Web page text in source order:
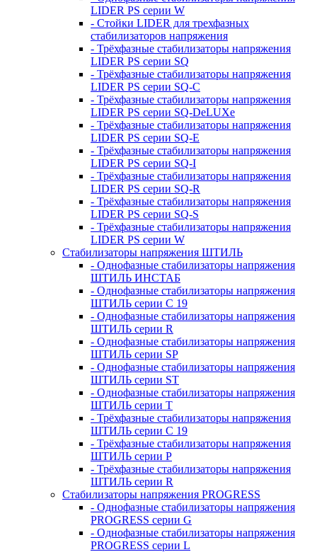
LIDER PS серии W
- Стойки LIDER для трехфазных
стабилизаторов напряжения
- Трёхфазные стабилизаторы напряжения
LIDER PS серии SQ
- Трёхфазные стабилизаторы напряжения
LIDER PS серии SQ-C
- Трёхфазные стабилизаторы напряжения
LIDER PS серии SQ-DeLUXe
- Трёхфазные стабилизаторы напряжения
LIDER PS серии SQ-E
- Трёхфазные стабилизаторы напряжения
LIDER PS серии SQ-I
- Трёхфазные стабилизаторы напряжения
LIDER PS серии SQ-R
- Трёхфазные стабилизаторы напряжения
LIDER PS серии SQ-S
- Трёхфазные стабилизаторы напряжения
LIDER PS серии W
Стабилизаторы напряжения ШТИЛЬ
- Однофазные стабилизаторы напряжения
ШТИЛЬ ИНСТАБ
- Однофазные стабилизаторы напряжения
ШТИЛЬ серии C 19
- Однофазные стабилизаторы напряжения
ШТИЛЬ серии R
- Однофазные стабилизаторы напряжения
ШТИЛЬ серии SP
- Однофазные стабилизаторы напряжения
ШТИЛЬ серии ST
- Однофазные стабилизаторы напряжения
ШТИЛЬ серии T
- Трёхфазные стабилизаторы напряжения
ШТИЛЬ серии C 19
- Трёхфазные стабилизаторы напряжения
ШТИЛЬ серии P
- Трёхфазные стабилизаторы напряжения
ШТИЛЬ серии R
Стабилизаторы напряжения PROGRESS
- Однофазные стабилизаторы напряжения
PROGRESS серии G
- Однофазные стабилизаторы напряжения
PROGRESS серии L